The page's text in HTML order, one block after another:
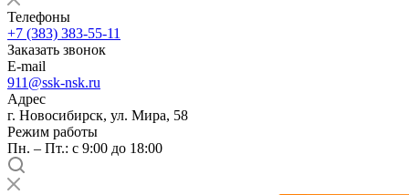
Телефоны
+7 (383) 383-55-11
Заказать звонок
E-mail
911@ssk-nsk.ru
Адрес
г. Новосибирск, ул. Мира, 58
Режим работы
Пн. – Пт.: с 9:00 до 18:00